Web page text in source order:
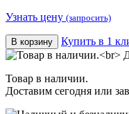
Узнать цену (запросить)
В корзину Купить в 1
Товар в наличии.
Доставим сегодня или